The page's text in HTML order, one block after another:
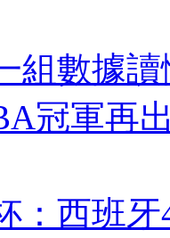
組數據
冠軍再
：西班牙